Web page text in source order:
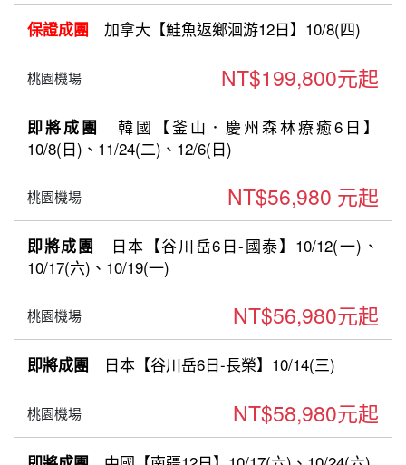
保證成團 加拿大【鮭魚返鄉洄游12日】10/8(四)
桃園機場 NT$199,800元起
即將成團
韓國【釜山．慶州森林療癒6日】
10/8(日)、11/24(二)、12/6(日)
桃園機場 NT$56,980 元起
即將成團
日本【谷川岳6日-國泰】10/12(一)、
10/17(六)、10/19(一)
桃園機場 NT$56,980元起
即將成團 日本【谷川岳6日-長榮】10/14(三)
桃園機場 NT$58,980元起